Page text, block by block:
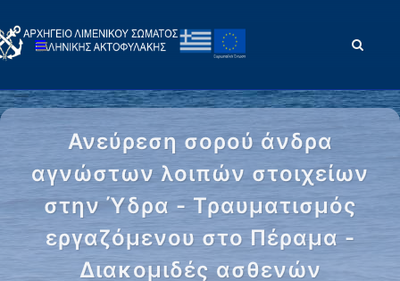
Ανεύρεση σορού άνδρα
αγνώστων λοιπών στοιχείων
στην Ύδρα - Τραυματισμός
εργαζόμενου στο Πέραμα -
Διακομιδές ασθενών